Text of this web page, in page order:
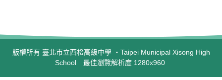
版權所有 臺北市立西松高級中學 ‧Taipei Municipal Xisong High
School 最佳瀏覽解析度 1280x960